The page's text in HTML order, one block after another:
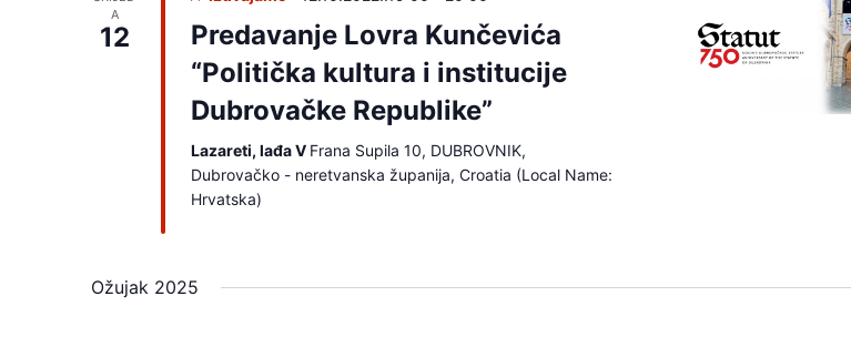
A
12
Predavanje Lovra Kunčevića
“Politička kultura i institucije
Dubrovačke Republike”
Lazareti, lađa V Frana Supila 10, DUBROVNIK,
Dubrovačko - neretvanska županija, Croatia (Local Name:
Hrvatska)
Ožujak 2025